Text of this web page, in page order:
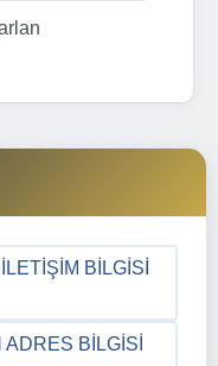
BILGISI
BILGISI